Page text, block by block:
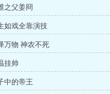
之父姜冏
如戏全靠演技
万物 神农不死
挂帅
中的帝王